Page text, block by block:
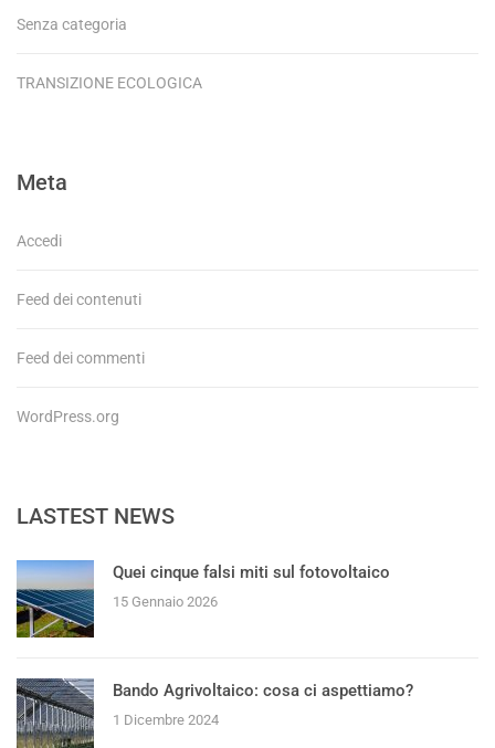
Senza categoria
TRANSIZIONE ECOLOGICA
Meta
Accedi
Feed dei contenuti
Feed dei commenti
WordPress.org
LASTEST NEWS
Quei cinque falsi miti sul fotovoltaico
15 Gennaio 2026
Bando Agrivoltaico: cosa ci aspettiamo?
1 Dicembre 2024